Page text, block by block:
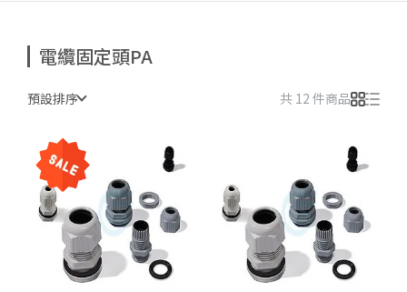
電纜固定頭PA
預設排序 共 12 件商品